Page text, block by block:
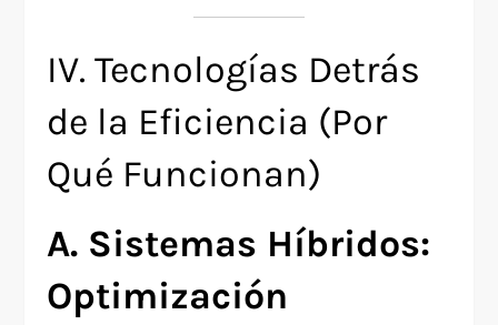
IV. Tecnologías Detrás
de la Eficiencia (Por
Qué Funcionan)
A. Sistemas Híbridos:
Optimización